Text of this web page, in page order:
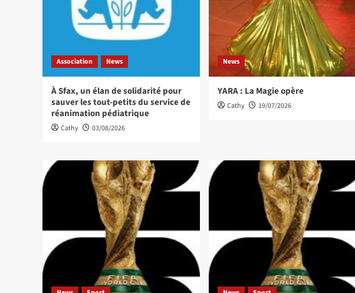
Association News
À Sfax, un élan de solidarité pour
sauver les tout-petits du service de
réanimation pédiatrique
Cathy 03/08/2026
News
YARA : La Magie opère
Cathy 19/07/2026